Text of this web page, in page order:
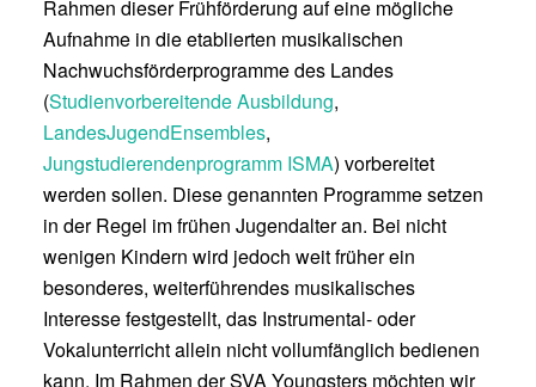
Rahmen dieser Frühförderung auf eine mögliche
Aufnahme in die etablierten musikalischen
Nachwuchsförderprogramme des Landes
(Studienvorbereitende Ausbildung,
LandesJugendEnsembles,
Jungstudierendenprogramm ISMA) vorbereitet
werden sollen. Diese genannten Programme setzen
in der Regel im frühen Jugendalter an. Bei nicht
wenigen Kindern wird jedoch weit früher ein
besonderes, weiterführendes musikalisches
Interesse festgestellt, das Instrumental- oder
Vokalunterricht allein nicht vollumfänglich bedienen
kann. Im Rahmen der SVA Youngsters möchten wir